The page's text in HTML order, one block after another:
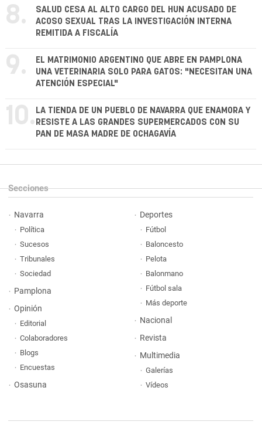
8.
SALUD CESA AL ALTO CARGO DEL HUN ACUSADO DE
ACOSO SEXUAL TRAS LA INVESTIGACIÓN INTERNA
REMITIDA A FISCALÍA
9.
EL MATRIMONIO ARGENTINO QUE ABRE EN PAMPLONA
UNA VETERINARIA SOLO PARA GATOS: "NECESITAN UNA
ATENCIÓN ESPECIAL"
10. LA TIENDA DE UN PUEBLO DE NAVARRA QUE ENAMORA Y
RESISTE A LAS GRANDES SUPERMERCADOS CON SU
PAN DE MASA MADRE DE OCHAGAVÍA
Secciones
Navarra
Política
Sucesos
Tribunales
Sociedad
Pamplona
Opinión
Editorial
Colaboradores
Blogs
Encuestas
Osasuna
Deportes
Fútbol
Baloncesto
Pelota
Balonmano
Fútbol sala
Más deporte
Nacional
Revista
Multimedia
Galerías
Vídeos